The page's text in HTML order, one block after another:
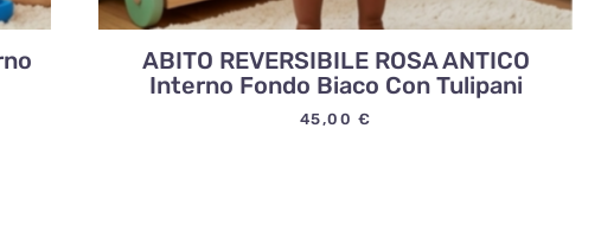
ABITO REVERSIBILE ROSA ANTICO
Interno Fondo Biaco Con Tulipani
45,00 €